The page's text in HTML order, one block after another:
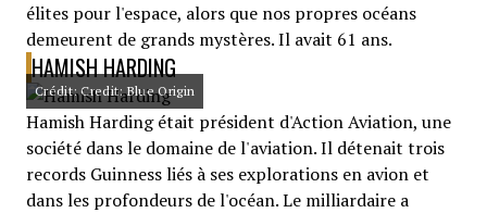
élites pour l'espace, alors que nos propres océans
demeurent de grands mystères. Il avait 61 ans.
HAMISH HARDING
Crédit: Credit: Blue Origin
Hamish Harding était président d'Action Aviation, une
société dans le domaine de l'aviation. Il détenait trois
records Guinness liés à ses explorations en avion et
dans les profondeurs de l'océan. Le milliardaire a